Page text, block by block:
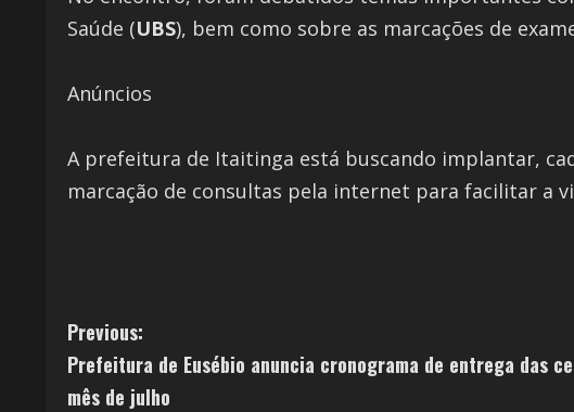
Saúde (UBS), bem como sobre as marcações de
Anúncios
A prefeitura de Itaitinga está buscando implantar,
marcação de consultas pela internet para facilitar a
Previous:
Prefeitura de Eusébio anuncia cronograma de entrega das
mês de julho